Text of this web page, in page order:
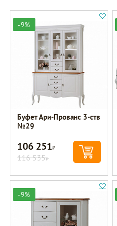
-9%
Буфет Ари-Прованс 3-ств
№29
106 251Р
116 535Р
-9%